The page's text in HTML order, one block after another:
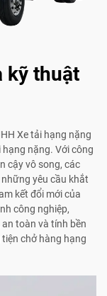
kỹ thuật
Xe tải hạng nặng
hạng nặng. Với công
cậy vô song, các
yêu cầu khắt
kết đổi mới của
công nghiệp,
toàn và tính bền
chở hàng hạng